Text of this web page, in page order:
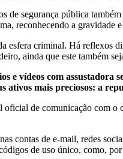
de segurança pública
reconhecendo a
esfera criminal. Há reflexos
ainda que este também
e vídeos com assustadora
ativos mais preciosos: a
de comunicação com
contas de e-mail, redes
de uso único, como,